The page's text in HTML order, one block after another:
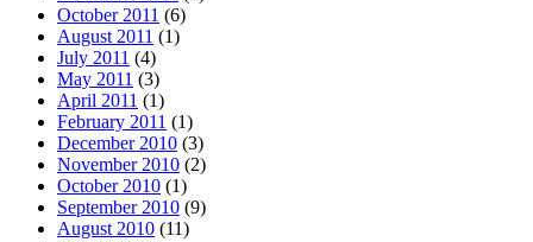
October 2011 (6)
August 2011 (1)
July 2011 (4)
May 2011 (3)
April 2011 (1)
February 2011 (1)
December 2010 (3)
November 2010 (2)
October 2010 (1)
September 2010 (9)
August 2010 (11)